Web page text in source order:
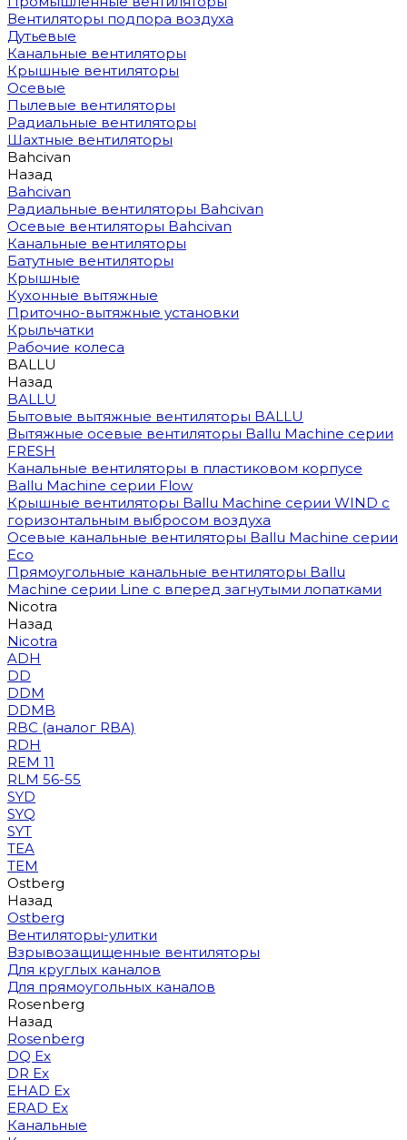
Вентиляторы подпора воздуха
Дутьевые
Канальные вентиляторы
Крышные вентиляторы
Осевые
Пылевые вентиляторы
Радиальные вентиляторы
Шахтные вентиляторы
Bahcivan
Назад
Bahcivan
Радиальные вентиляторы Bahcivan
Осевые вентиляторы Bahcivan
Канальные вентиляторы
Батутные вентиляторы
Крышные
Кухонные вытяжные
Приточно-вытяжные установки
Крыльчатки
Рабочие колеса
BALLU
Назад
BALLU
Бытовые вытяжные вентиляторы BALLU
Вытяжные осевые вентиляторы Ballu Machine серии
FRESH
Канальные вентиляторы в пластиковом корпусе
Ballu Machine серии Flow
Крышные вентиляторы Ballu Machine серии WIND с
горизонтальным выбросом воздуха
Осевые канальные вентиляторы Ballu Machine серии
Eco
Прямоугольные канальные вентиляторы Ballu
Machine серии Line с вперед загнутыми лопатками
Nicotra
Назад
Nicotra
ADH
DD
DDM
DDMB
RBC (аналог RBA)
RDH
REM 11
RLM 56-55
SYD
SYQ
SYT
TEA
TEM
Ostberg
Назад
Ostberg
Вентиляторы-улитки
Взрывозащищенные вентиляторы
Для круглых каналов
Для прямоугольных каналов
Rosenberg
Назад
Rosenberg
DQ Ex
DR Ex
EHAD Ex
ERAD Ex
Канальные